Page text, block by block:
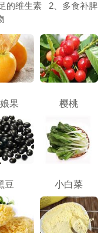
的维生素 2、多食补脾
果 樱桃
豆 小白菜